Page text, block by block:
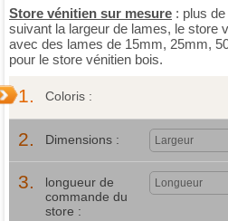
Store vénitien sur mesure : plus
suivant la largeur de lames, le store
avec des lames de 15mm, 25mm,
pour le store vénitien bois.
1. Coloris :
2. Dimensions :
3.
longueur de
commande du
store :